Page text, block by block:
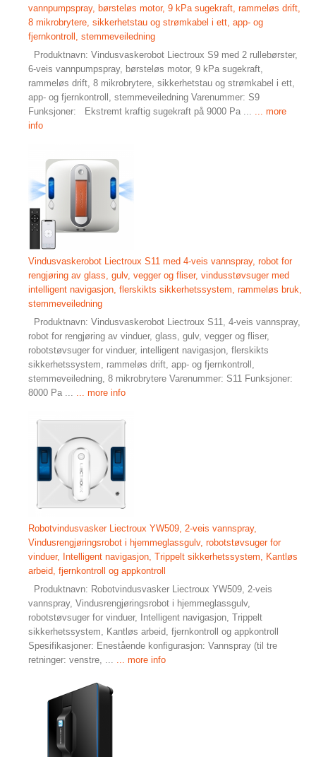
vannpumpspray, børsteløs motor, 9 kPa sugekraft, rammeløs drift,
8 mikrobrytere, sikkerhetstau og strømkabel i ett, app- og
fjernkontroll, stemmeveiledning
Produktnavn: Vindusvaskerobot Liectroux S9 med 2 rullebørster,
6-veis vannpumpspray, børsteløs motor, 9 kPa sugekraft,
rammeløs drift, 8 mikrobrytere, sikkerhetstau og strømkabel i ett,
app- og fjernkontroll, stemmeveiledning Varenummer: S9
Funksjoner: Ekstremt kraftig sugekraft på 9000 Pa ...
... more
info
Vindusvaskerobot Liectroux S11 med 4-veis vannspray, robot for
rengjøring av glass, gulv, vegger og fliser, vindusstøvsuger med
intelligent navigasjon, flerskikts sikkerhetssystem, rammeløs bruk,
stemmeveiledning
Produktnavn: Vindusvaskerobot Liectroux S11, 4-veis vannspray,
robot for rengjøring av vinduer, glass, gulv, vegger og fliser,
robotstøvsuger for vinduer, intelligent navigasjon, flerskikts
sikkerhetssystem, rammeløs drift, app- og fjernkontroll,
stemmeveiledning, 8 mikrobrytere Varenummer: S11 Funksjoner:
8000 Pa ...
... more info
Robotvindusvasker Liectroux YW509, 2-veis vannspray,
Vindusrengjøringsrobot i hjemmeglassgulv, robotstøvsuger for
vinduer, Intelligent navigasjon, Trippelt sikkerhetssystem, Kantløs
arbeid, fjernkontroll og appkontroll
Produktnavn: Robotvindusvasker Liectroux YW509, 2-veis
vannspray, Vindusrengjøringsrobot i hjemmeglassgulv,
robotstøvsuger for vinduer, Intelligent navigasjon, Trippelt
sikkerhetssystem, Kantløs arbeid, fjernkontroll og appkontroll
Spesifikasjoner: Enestående konfigurasjon: Vannspray (til tre
retninger: venstre, ...
... more info